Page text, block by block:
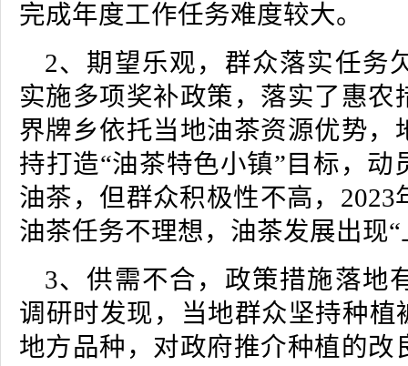
完成年度工作任务难度较大。
2、期望乐观，群众落实任务
实施多项奖补政策，落实了惠农
界牌乡依托当地油茶资源优势，
持打造“油茶特色小镇”目标，动
油茶，但群众积极性不高，2023
油茶任务不理想，油茶发展出现
3、供需不合，政策措施落地
调研时发现，当地群众坚持种植
地方品种，对政府推介种植的改